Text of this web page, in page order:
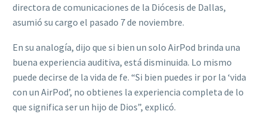
directora de comunicaciones de la Diócesis de Dallas,
asumió su cargo el pasado 7 de noviembre.
En su analogía, dijo que si bien un solo AirPod brinda una
buena experiencia auditiva, está disminuida. Lo mismo
puede decirse de la vida de fe. “Si bien puedes ir por la ‘vida
con un AirPod’, no obtienes la experiencia completa de lo
que significa ser un hijo de Dios”, explicó.